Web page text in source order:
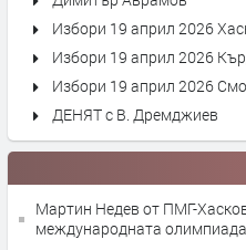
Избори 19 април 2026
Избори 19 април 2026
Избори 19 април 2026
ДЕНЯТ с В. Дремджиев
Мартин Недев от ПМГ-
международната олимпиада